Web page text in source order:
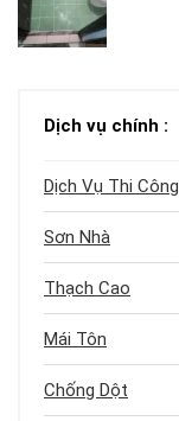
Dịch vụ chính :
Dịch Vụ Thi Công
Sơn Nhà
Thạch Cao
Mái Tôn
Chống Dột